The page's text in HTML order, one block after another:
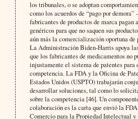
los tribunales, o se adoptan
como los acuerdos de “pago por demora”
fabricantes de productos de marca pagan
genéricos para que no saquen sus
aún más la comercialización oportuna de
La Administración Biden-Harris apoya
que los fabricantes de medicamentos no
injustamente el sistema de patentes para
competencia. La FDA y la Oficina de
Estados Unidos (USPTO) trabajarán
desarrollar soluciones, tal como lo
sobre la competencia [46]. Un
colaboración es la carta que envió la
Comercio para la Propiedad Intelectual